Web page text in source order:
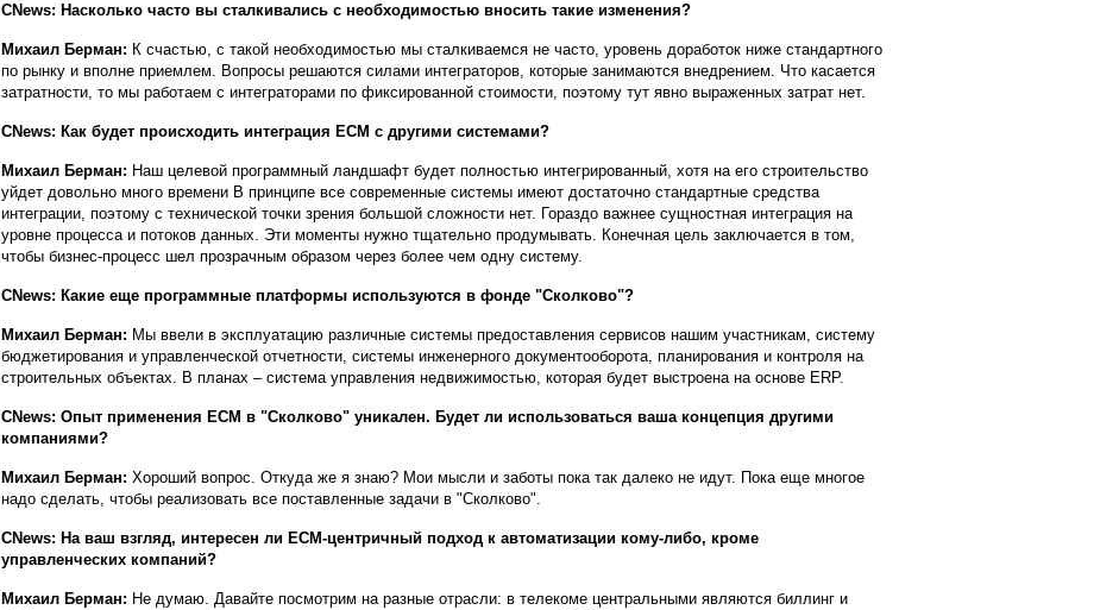
CNews: Насколько часто вы сталкивались с необходимостью вносить такие изменения?
Михаил Берман: К счастью, с такой необходимостью мы сталкиваемся не часто, уровень доработок ниже стандартного
по рынку и вполне приемлем. Вопросы решаются силами интеграторов, которые занимаются внедрением. Что касается
затратности, то мы работаем с интеграторами по фиксированной стоимости, поэтому тут явно выраженных затрат нет.
CNews: Как будет происходить интеграция ECM с другими cистемами?
Михаил Берман: Наш целевой программный ландшафт будет полностью интегрированный, хотя на его строительство
уйдет довольно много времени В принципе все современные системы имеют достаточно стандартные средства
интеграции, поэтому с технической точки зрения большой сложности нет. Гораздо важнее сущностная интеграция на
уровне процесса и потоков данных. Эти моменты нужно тщательно продумывать. Конечная цель заключается в том,
чтобы бизнес-процесс шел прозрачным образом через более чем одну систему.
CNews: Какие еще программные платформы используются в фонде "Сколково"?
Михаил Берман: Мы ввели в эксплуатацию различные системы предоставления сервисов нашим участникам, систему
бюджетирования и управленческой отчетности, системы инженерного документооборота, планирования и контроля на
строительных объектах. В планах – система управления недвижимостью, которая будет выстроена на основе ERP.
CNews: Опыт применения ECM в "Сколково" уникален. Будет ли использоваться ваша концепция другими
компаниями?
Михаил Берман: Хороший вопрос. Откуда же я знаю? Мои мысли и заботы пока так далеко не идут. Пока еще многое
надо сделать, чтобы реализовать все поставленные задачи в "Сколково".
CNews: На ваш взгляд, интересен ли ECM-центричный подход к автоматизации кому-либо, кроме
управленческих компаний?
Михаил Берман: Не думаю. Давайте посмотрим на разные отрасли: в телекоме центральными являются биллинг и